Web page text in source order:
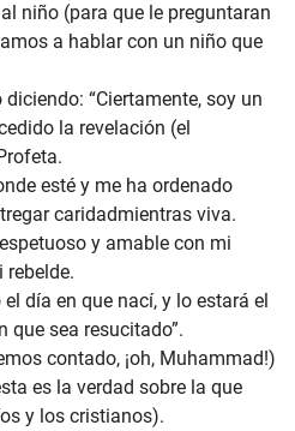
niño (para que le preguntaran
a hablar con un niño que
“Ciertamente, soy un
la revelación (el
esté y me ha ordenado
caridadmientras viva.
y amable con mi
rebelde.
día en que nací, y lo estará el
que sea resucitado”.
contado, ¡oh, Muhammad!)
es la verdad sobre la que
y los cristianos).